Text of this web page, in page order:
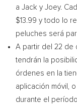
a Jack y Joey.
$13.99 y todo lo
peluches será
A partir del 22 de
tendrán la
órdenes en la
aplicación móvil,
durante el